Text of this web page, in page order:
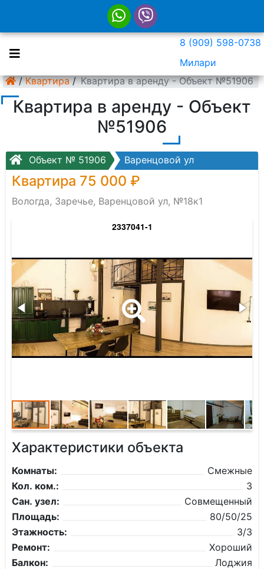
8 (909) 598-0738
Милари
/ Квартира / Квартира в аренду - Объект №51906
Квартира в аренду - Объект
№51906
Объект № 51906 Варенцовой ул
Квартира 75 000 ₽
Вологда, Заречье, Варенцовой ул, №18к1
2337041-1
Характеристики объекта
Комнаты:
Смежные
Кол. ком.:
3
Сан. узел:
Совмещенный
Площадь:
80/50/25
Этажность:
3/3
Ремонт:
Хороший
Балкон:
Лоджия